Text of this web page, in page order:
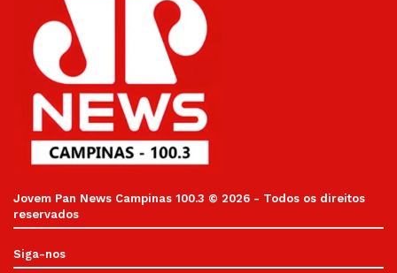
Jovem Pan News Campinas 100.3 © 2026 - Todos os direitos
reservados
Siga-nos